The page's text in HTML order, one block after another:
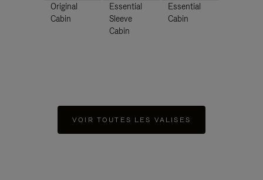
Original
Cabin
Essential
Sleeve
Cabin
Essential
Cabin
VOIR TOUTES LES VALISES